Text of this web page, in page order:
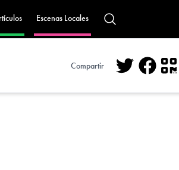
Escenas Locales
Compartir